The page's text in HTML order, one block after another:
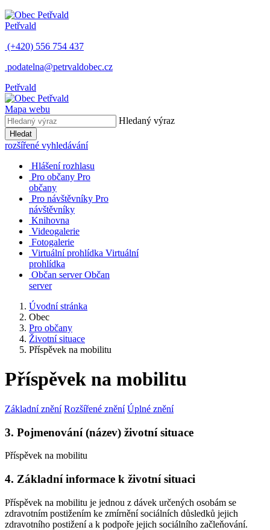
Petřvald
(+420) 556 754 437
podatelna@petrvaldobec.cz
Petřvald
Mapa webu
Hledaný výraz
Hledat
rozšířené vyhledávání
Hlášení rozhlasu
Pro občany Pro
občany
Pro návštěvníky Pro
návštěvníky
Knihovna
Videogalerie
Fotogalerie
Virtuální prohlídka Virtuální
prohlídka
Občan server Občan
server
Úvodní stránka
Obec
Pro občany
Životní situace
Příspěvek na mobilitu
Příspěvek na mobilitu
Základní znění Rozšířené znění Úplné znění
3. Pojmenování (název) životní situace
Příspěvek na mobilitu
4. Základní informace k životní situaci
Příspěvek na mobilitu je jednou z dávek určených osobám se
zdravotním postižením ke zmírnění sociálních důsledků jejich
zdravotního postižení a k podpoře jejich sociálního začleňování.